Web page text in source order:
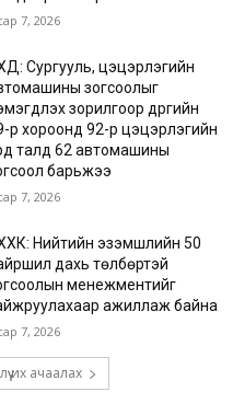
7, 2026
Сургууль, цэцэрлэгийн
зогсоолыг
зорилгоор дүүргийн
р хороонд 92-р цэцэрлэгийн
талд 62 автомашины
барьжээ
7, 2026
Нийтийн эзэмшлийн 50
дахь төлбөртэй
менежментийг
ажиллаж байна
7, 2026
их ачаалах